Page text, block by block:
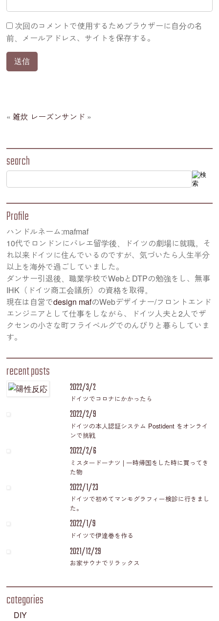
次回のコメントで使用するためブラウザーに自分の名
前、メールアドレス、サイトを保存する。
«雑炊 レーズンサンド »
search
Profile
ハンドルネーム:mafmaf
10代でロンドンにバレエ留学後、ドイツの劇場に就職。そ
れ以来ドイツに住んでいるのですが、気づいたら人生半分
以上を海外で過ごしていました。
ダンサー引退後、職業学校でWebとDTPの勉強をし、無事
IHK（ドイツ商工会議所）の資格を取得。
現在は自営でdesign mafのWebデザイナー/フロントエンド
エンジニアとして仕事をしながら、ドイツ人夫と2人でザ
クセンの小さな町フライベルグでのんびりと暮らしていま
す。
recent posts
2022/3/2
ドイツでコロナにかかったら
2022/2/9
ドイツの本人認証システム Postident をオンライ
ンで挑戦
2022/2/6
ミスタードーナツ | 一時帰国をした時に買ってき
た物
2022/1/23
ドイツで初めてマンモグラフィー検診に行きまし
た。
2022/1/9
ドイツで伊達巻を作る
2021/12/29
お家サウナでリラックス
categories
DIY